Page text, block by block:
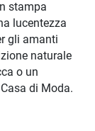
stampa
lucentezza
gli amanti
naturale
o un
di Moda.